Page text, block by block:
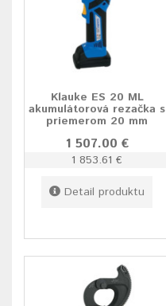
Klauke ES 20 ML
akumulátorová rezačka s
priemerom 20 mm
1 507.00 €
1 853.61 €
Detail produktu